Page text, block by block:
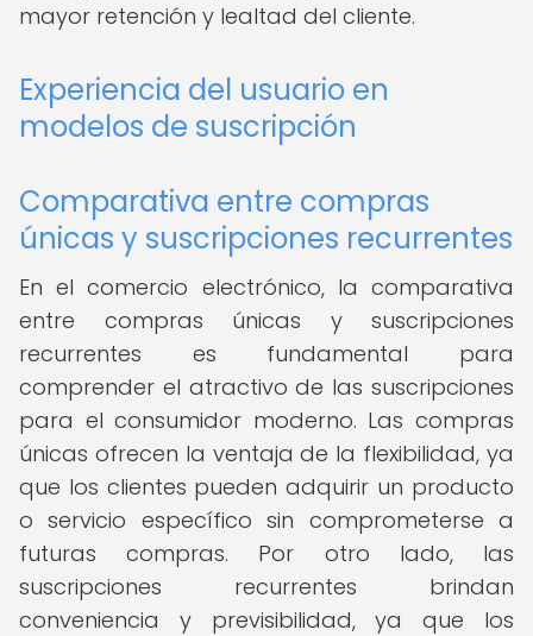
mayor retención y lealtad del cliente.
Experiencia del usuario en
modelos de suscripción
Comparativa entre compras
únicas y suscripciones recurrentes
En el comercio electrónico, la comparativa
entre compras únicas y suscripciones
recurrentes es fundamental para
comprender el atractivo de las suscripciones
para el consumidor moderno. Las compras
únicas ofrecen la ventaja de la flexibilidad, ya
que los clientes pueden adquirir un producto
o servicio específico sin comprometerse a
futuras compras. Por otro lado, las
suscripciones recurrentes brindan
conveniencia y previsibilidad, ya que los